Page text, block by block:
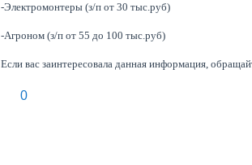
-Электромонтеры (з/п от 30 тыс.руб)
-Агроном (з/п от 55 до 100 тыс.руб)
Если вас заинтересовала данная информация,
0